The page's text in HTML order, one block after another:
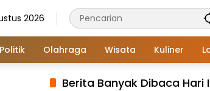
2026
Politik Olahraga Wisata Kuliner
Berita Banyak Dibaca Hari